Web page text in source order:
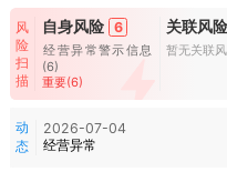
风
险
扫
描
自身风险 6
经营异常警示信息
(6)
重要(6)
关联风险
暂无关联
动
态
2026-07-04
经营异常